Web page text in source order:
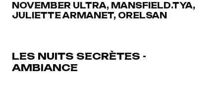
NOVEMBER ULTRA, MANSFIELD.TYA,
JULIETTE ARMANET, ORELSAN
LES NUITS SECRÈTES -
AMBIANCE